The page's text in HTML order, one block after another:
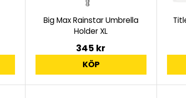
Big Max Rainstar Umbrella
Holder XL
345 kr
KÖP